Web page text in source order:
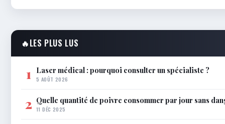
🔥LES PLUS LUS
1 Laser médical : pourquoi consulter un spécialiste ?
5 AOÛT 2026
2 Quelle quantité de poivre consommer par jour sans
11 DÉC 2025